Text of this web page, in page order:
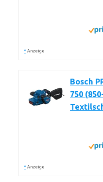
* Anzeige
Bosch
750
* Anzeige